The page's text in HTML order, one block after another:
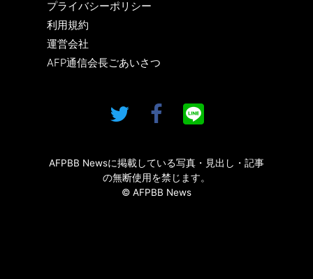
プライバシーポリシー
利用規約
運営会社
AFP通信会長ごあいさつ
AFPBB Newsに掲載している写真・見出し・記事
の無断使用を禁じます。
© AFPBB News